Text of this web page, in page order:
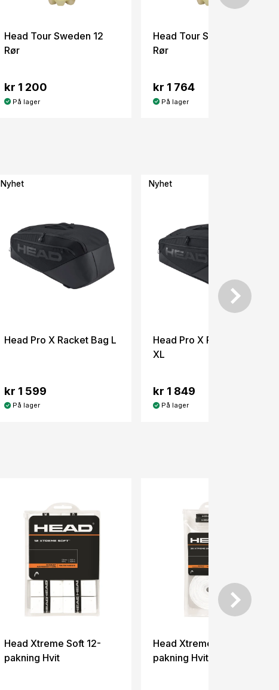
Head Tour Sweden 12
Rør
kr 1 200
På lager
Head Tour Sweden 18
Rør
kr 1 764
På lager
Nyhet
Head Pro X Racket Bag L
kr 1 599
På lager
Nyhet
Head Pro X Racket Bag
XL
kr 1 849
På lager
Head Xtreme Soft 12-
pakning Hvit
Head Xtreme Soft 30-
pakning Hvit